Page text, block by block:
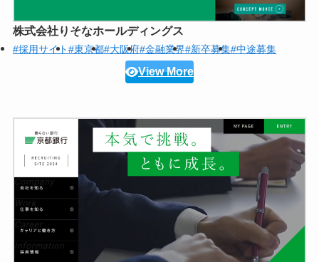
株式会社りそなホールディングス
#採用サイト#東京都#大阪府#金融業界#新卒募集#中途募集
View More